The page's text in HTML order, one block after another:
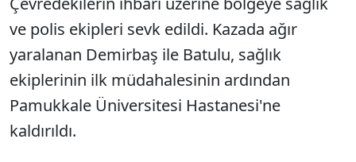
Sesi Aç
ve polis ekipleri sevk edildi. Kazada ağır
yaralanan Demirbaş ile Batulu, sağlık
ekiplerinin ilk müdahalesinin ardından
Pamukkale Üniversitesi Hastanesi'ne
kaldırıldı.